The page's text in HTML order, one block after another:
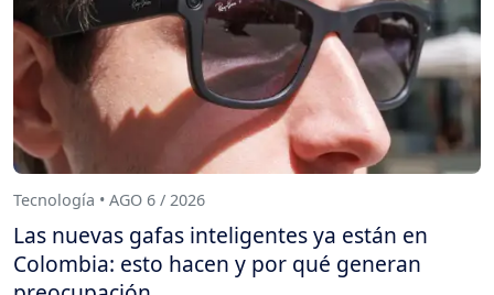
Tecnología • AGO 6 / 2026
Las nuevas gafas inteligentes ya están en
Colombia: esto hacen y por qué generan